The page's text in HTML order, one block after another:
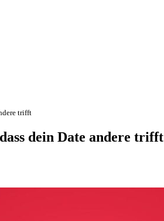
trifft
dein Date andere trifft